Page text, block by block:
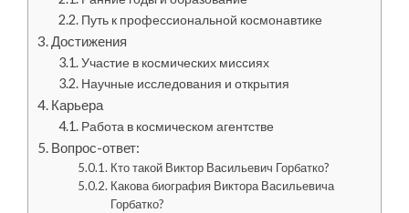
Путь к профессиональной космонавтике
Достижения
Участие в космических миссиях
Научные исследования и открытия
Карьера
Работа в космическом агентстве
Вопрос-ответ:
Кто такой Виктор Васильевич Горбатко?
Какова биография Виктора Васильевича
Горбатко?